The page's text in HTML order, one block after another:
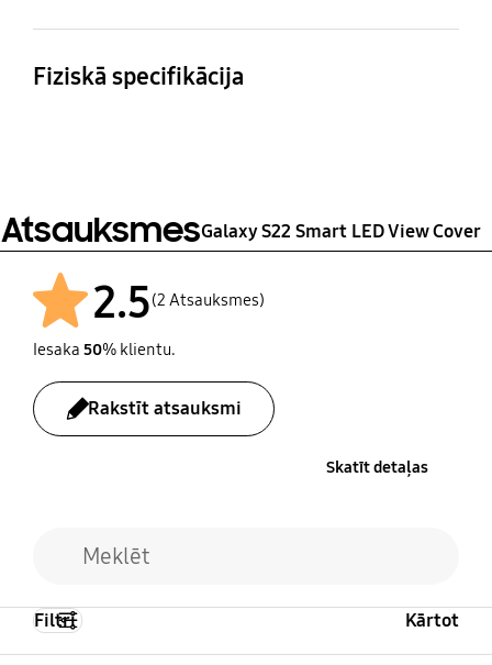
Saderīgi modeļi
Galaxy S22
Fiziskā specifikācija
AtsauksmesGalaxy S22 Smart LED View Cover
2.5(2 Atsauksmes)
Iesaka 50% klientu.
Rakstīt atsauksmi
Skatīt detaļas
Filtri Kārtot